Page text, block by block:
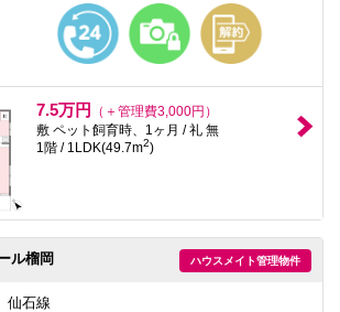
7.5万円
（＋管理費3,000円）
敷 ペット飼育時、1ヶ月 / 礼 無
1階 / 1LDK(49.7m2)
ハウスメイト管理物件
ル榴岡
仙石線